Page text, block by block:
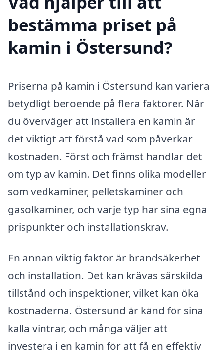
bestämma priset på
kamin i Östersund?
Priserna på kamin i Östersund kan variera
betydligt beroende på flera faktorer. När
du överväger att installera en kamin är
det viktigt att förstå vad som påverkar
kostnaden. Först och främst handlar det
om typ av kamin. Det finns olika modeller
som vedkaminer, pelletskaminer och
gasolkaminer, och varje typ har sina egna
prispunkter och installationskrav.
En annan viktig faktor är brandsäkerhet
och installation. Det kan krävas särskilda
tillstånd och inspektioner, vilket kan öka
kostnaderna. Östersund är känd för sina
kalla vintrar, och många väljer att
investera i en kamin för att få en effektiv